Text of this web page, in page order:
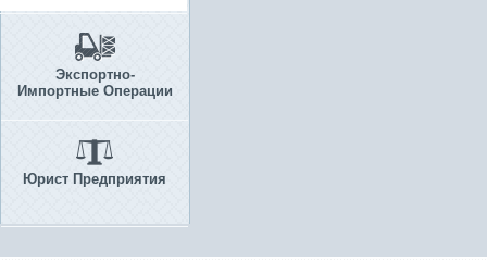
Экспортно-
Импортные Операции
Юрист Предприятия